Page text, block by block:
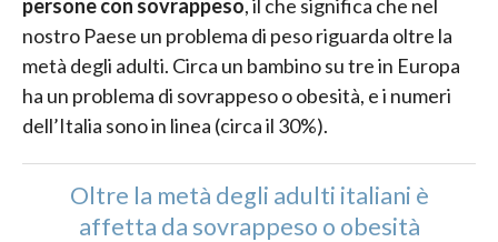
persone con sovrappeso, il che significa che nel
nostro Paese un problema di peso riguarda oltre la
metà degli adulti. Circa un bambino su tre in Europa
ha un problema di sovrappeso o obesità, e i numeri
dell’Italia sono in linea (circa il 30%).
Oltre la metà degli adulti italiani è
affetta da sovrappeso o obesità